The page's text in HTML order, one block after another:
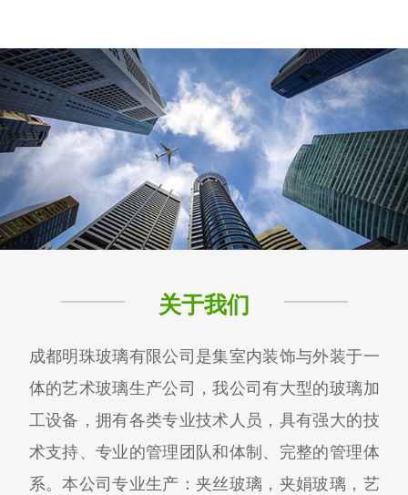
关于我们
成都明珠玻璃有限公司是集室内装饰与外装于一
体的艺术玻璃生产公司，我公司有大型的玻璃加
工设备，拥有各类专业技术人员，具有强大的技
术支持、专业的管理团队和体制、完整的管理体
系。本公司专业生产：夹丝玻璃，夹娟玻璃，艺